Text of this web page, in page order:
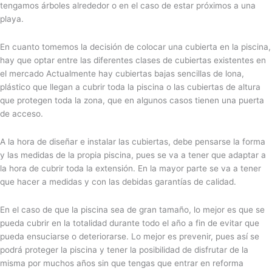
tengamos árboles alrededor o en el caso de estar próximos a una
playa.
En cuanto tomemos la decisión de colocar una cubierta en la piscina,
hay que optar entre las diferentes clases de cubiertas existentes en
el mercado Actualmente hay cubiertas bajas sencillas de lona,
plástico que llegan a cubrir toda la piscina o las cubiertas de altura
que protegen toda la zona, que en algunos casos tienen una puerta
de acceso.
A la hora de diseñar e instalar las cubiertas, debe pensarse la forma
y las medidas de la propia piscina, pues se va a tener que adaptar a
la hora de cubrir toda la extensión. En la mayor parte se va a tener
que hacer a medidas y con las debidas garantías de calidad.
En el caso de que la piscina sea de gran tamaño, lo mejor es que se
pueda cubrir en la totalidad durante todo el año a fin de evitar que
pueda ensuciarse o deteriorarse. Lo mejor es prevenir, pues así se
podrá proteger la piscina y tener la posibilidad de disfrutar de la
misma por muchos años sin que tengas que entrar en reforma